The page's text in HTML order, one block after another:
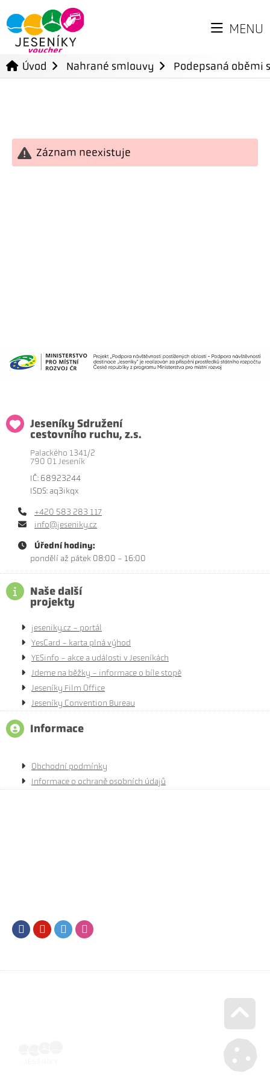
MENU
Úvod Nahrané smlouvy Podepsaná oběmi
Záznam neexistuje
Jeseníky Sdružení
cestovního ruchu, z.s.
Palackého 1341/2
790 01 Jeseník
IČ: 68923244
ISDS: aq3ikqx
+420 583 283 117
info@jeseniky.cz
Úřední hodiny:
pondělí až pátek 08:00 - 16:00
Naše další
projekty
jeseniky.cz - portál
YesCard - karta plná výhod
YESinfo - akce a události v Jeseníkách
Jdeme na běžky - informace o bíle stopě
Jeseníky Film Office
Jeseníky Convention Bureau
Informace
Obchodní podmínky
Informace o ochraně osobních údajů
FacebookYoutubeTwitter
Go